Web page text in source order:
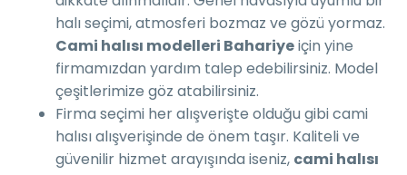
halı seçimi, atmosferi bozmaz ve gözü yormaz.
Cami halısı modelleri Bahariyeiçin yine
firmamızdan yardım talep edebilirsiniz. Model
çeşitlerimize göz atabilirsiniz.
Firma seçimi her alışverişte olduğu gibi cami
halısı alışverişinde de önem taşır. Kaliteli ve
güvenilir hizmet arayışında iseniz, cami halısı